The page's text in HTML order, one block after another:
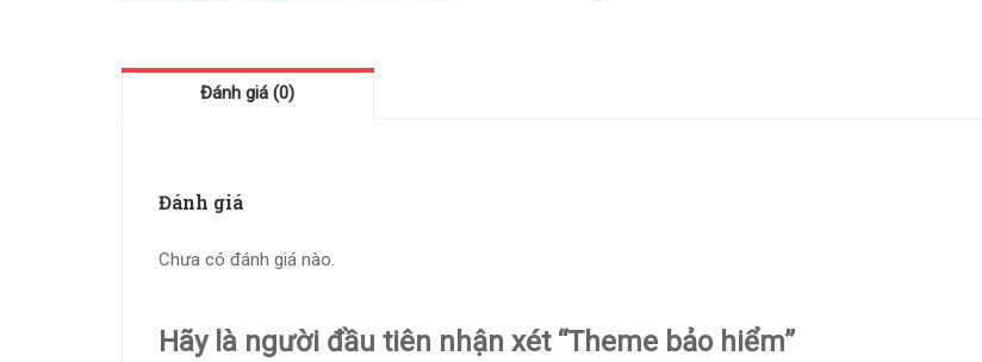
Đánh giá (0)
Đánh giá
Chưa có đánh giá nào.
Hãy là người đầu tiên nhận xét “Theme bảo hiểm”